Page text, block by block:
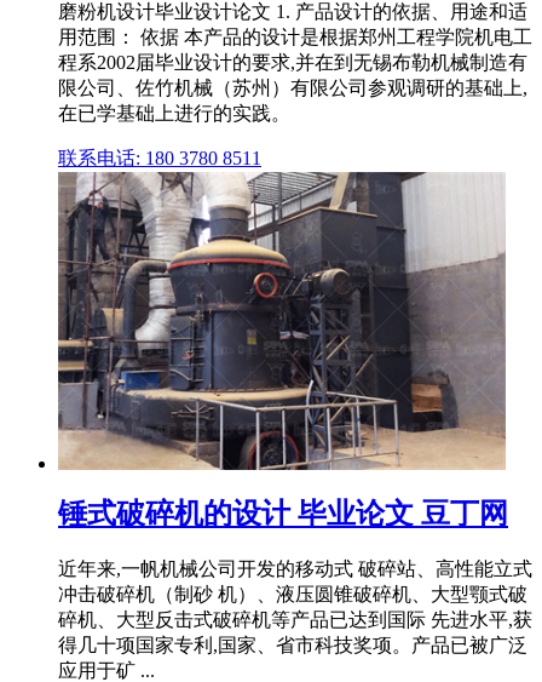
磨粉机设计毕业设计论文 1. 产品设计的依据、用途和适
用范围： 依据 本产品的设计是根据郑州工程学院机电工
程系2002届毕业设计的要求,并在到无锡布勒机械制造有
限公司、佐竹机械（苏州）有限公司参观调研的基础上,
在已学基础上进行的实践。
联系电话: 180 3780 8511
锤式破碎机的设计 毕业论文 豆丁网
近年来,一帆机械公司开发的移动式 破碎站、高性能立式
冲击破碎机（制砂 机）、液压圆锥破碎机、大型颚式破
碎机、大型反击式破碎机等产品已达到国际 先进水平,获
得几十项国家专利,国家、省市科技奖项。产品已被广泛
应用于矿 ...